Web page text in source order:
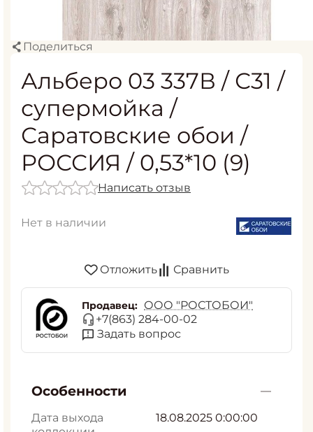
Поделиться
Альберо 03 337В / С31 /
супермойка /
Саратовские обои /
РОССИЯ / 0,53*10 (9)
Написать отзыв
Нет в наличии
Отложить Сравнить
Продавец: ООО "РОСТОБОИ"
+7(863) 284-00-02
Задать вопрос
Особенности
Дата выхода
18.08.2025 0:00:00